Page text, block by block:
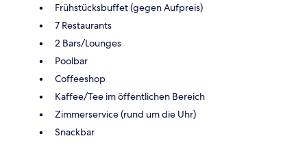
Frühstücksbuffet (gegen Aufpreis)
7 Restaurants
2 Bars/Lounges
Poolbar
Coffeeshop
Kaffee/Tee im öffentlichen Bereich
Zimmerservice (rund um die Uhr)
Snackbar